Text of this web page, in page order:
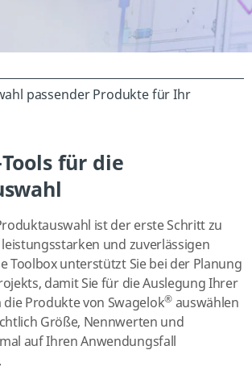
passender Produkte für Ihr
für die
ist der erste Schritt zu
und zuverlässigen
Toolbox unterstützt Sie bei der Planung
damit Sie für die Auslegung Ihrer
Produkte von Swagelok®auswählen
Größe, Nennwerten und
auf Ihren Anwendungsfall